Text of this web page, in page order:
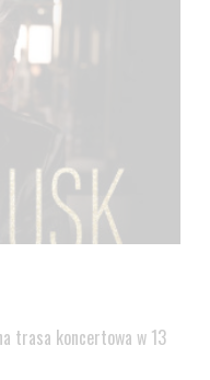
trasa koncertowa w 13